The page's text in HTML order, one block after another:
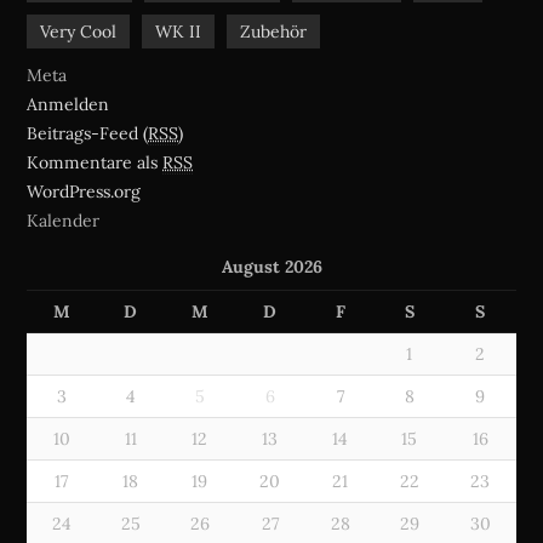
Very Cool WK II
Zubehör
Meta
Anmelden
Beitrags-Feed (RSS)
Kommentare als RSS
WordPress.org
Kalender
August 2026
M D M D F S S
1
2
3
4 5 6 7 8
9
10
11 12 13 14 15
16
17
18 19 20 21 22
23
24
25 26 27 28 29
30